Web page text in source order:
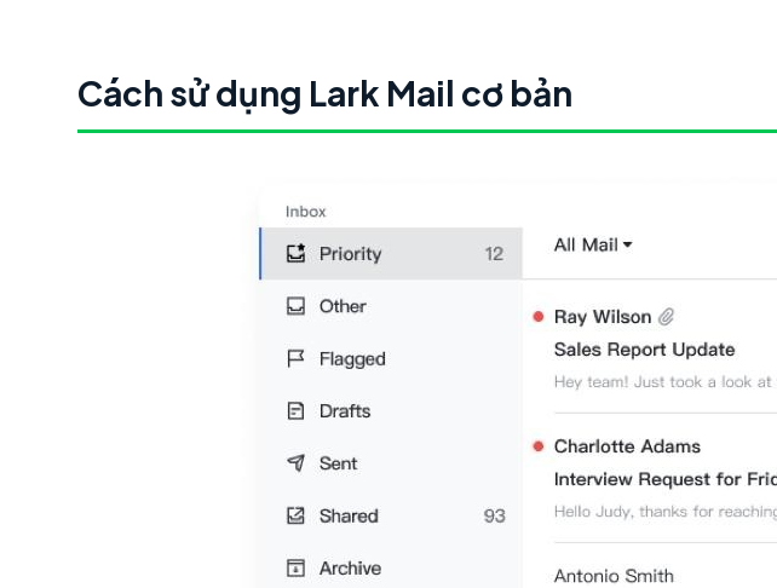
Cách sử dụng Lark Mail cơ bản